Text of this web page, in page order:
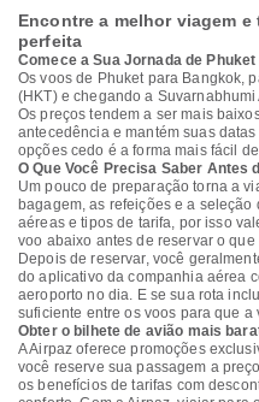
Encontre a melhor viagem
perfeita
Comece a Sua Jornada de
Os voos de Phuket para Bangkok,
(HKT) e chegando a
Os preços tendem a ser mais
antecedência e mantém suas
opções cedo é a forma mais fácil
O Que Você Precisa Saber Antes
Um pouco de preparação torna a
bagagem, as refeições e a
aéreas e tipos de tarifa, por isso
voo abaixo antes de reservar o
Depois de reservar, você
do aplicativo da companhia aérea
aeroporto no dia. E se sua rota
suficiente entre os voos para que
Obter o bilhete de avião mais
A Airpaz oferece promoções
você reserve sua passagem a
os benefícios de tarifas com